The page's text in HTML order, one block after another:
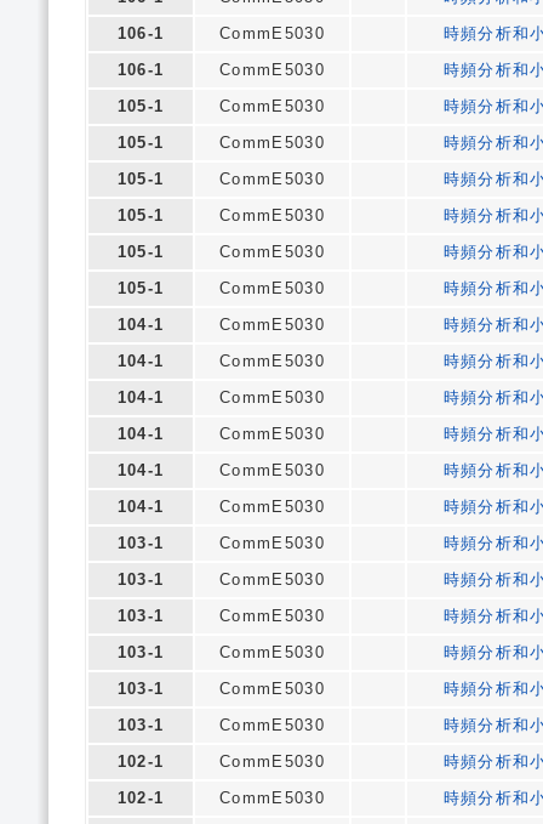
106-1
CommE5030
時頻分析和
106-1
CommE5030
時頻分析和
105-1
CommE5030
時頻分析和
105-1
CommE5030
時頻分析和
105-1
CommE5030
時頻分析和
105-1
CommE5030
時頻分析和
105-1
CommE5030
時頻分析和
105-1
CommE5030
時頻分析和
104-1
CommE5030
時頻分析和
104-1
CommE5030
時頻分析和
104-1
CommE5030
時頻分析和
104-1
CommE5030
時頻分析和
104-1
CommE5030
時頻分析和
104-1
CommE5030
時頻分析和
103-1
CommE5030
時頻分析和
103-1
CommE5030
時頻分析和
103-1
CommE5030
時頻分析和
103-1
CommE5030
時頻分析和
103-1
CommE5030
時頻分析和
103-1
CommE5030
時頻分析和
102-1
CommE5030
時頻分析和
102-1
CommE5030
時頻分析和